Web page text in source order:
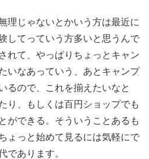
理じゃないとかいう方は最近に
してっていう方多いと思うんで
れて、やっぱりちょっとキャン
いなあっていう、あとキャンプ
るので、これを揃えたいなと
り、もしくは百円ショップでも
ができる。そういうことあるも
ょっと始めて見るには気軽にで
であります。